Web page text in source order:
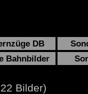
DB
Bahnbilder
Bilder)